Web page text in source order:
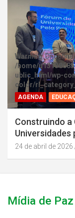
Warning:
/home/
ublic_html/wp-
color/
AGENDA
Construindo a
Universidades
24 de abril de 2026
Mídia de